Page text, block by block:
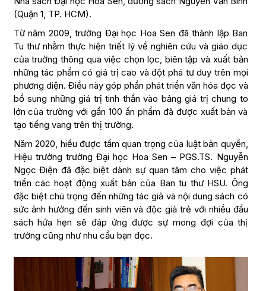
(Quận 1, TP. HCM).
Từ năm 2009, trường Đại học Hoa Sen đã thành lập Ban
Tu thư nhằm thực hiện triết lý về nghiên cứu và giáo dục
của truờng thông qua việc chọn lọc, biên tập và xuất bản
những tác phẩm có giá trị cao và đột phá tư duy trên mọi
phương diện. Điều này góp phần phát triển văn hóa đọc và
bổ sung những giá trị tinh thần vào bảng giá trị chung to
lớn của trường với gần 100 ấn phẩm đã được xuất bản và
tạo tiếng vang trên thị trường.
Năm 2020, hiểu được tầm quan trọng của luật bản quyền,
Hiệu trưởng trường Đại học Hoa Sen – PGS.TS. Nguyễn
Ngọc Điện đã đặc biệt dành sự quan tâm cho việc phát
triển các hoạt động xuất bản của Ban tu thư HSU. Ông
đặc biệt chú trọng đến những tác giả và nội dung sách có
sức ảnh hưởng đến sinh viên và độc giả trẻ với nhiều đầu
sách hứa hẹn sẽ đáp ứng được sự mong đợi của thị
trường cũng như nhu cầu bạn đọc.